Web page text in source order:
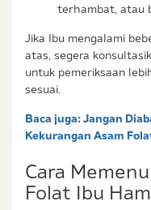
terhambat, atau
Jika Ibu mengalami
atas, segera
untuk pemeriksaan
sesuai.
Baca juga:Jangan
Kekurangan Asam
Cara
Folat Ibu